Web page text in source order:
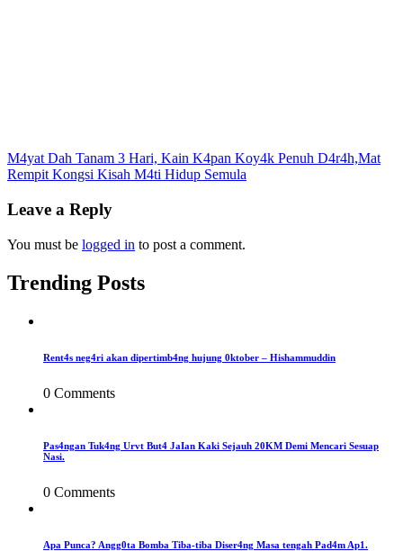
Post
navigation
M4yat Dah Tanam 3 Hari, Kain K4pan Koy4k Penuh D4r4h,Mat
Rempit Kongsi Kisah M4ti Hidup Semula
Leave a Reply
You must be logged in to post a comment.
Trending Posts
Rent4s neg4ri akan dipertimb4ng hujung 0ktober – Hishammuddin
0 Comments
Pas4ngan Tuk4ng Urvt But4 JaIan Kaki Sejauh 20KM Demi Mencari Sesuap
Nasi.
0 Comments
Apa Punca? Angg0ta Bomba Tiba-tiba Diser4ng Masa tengah Pad4m Ap1.